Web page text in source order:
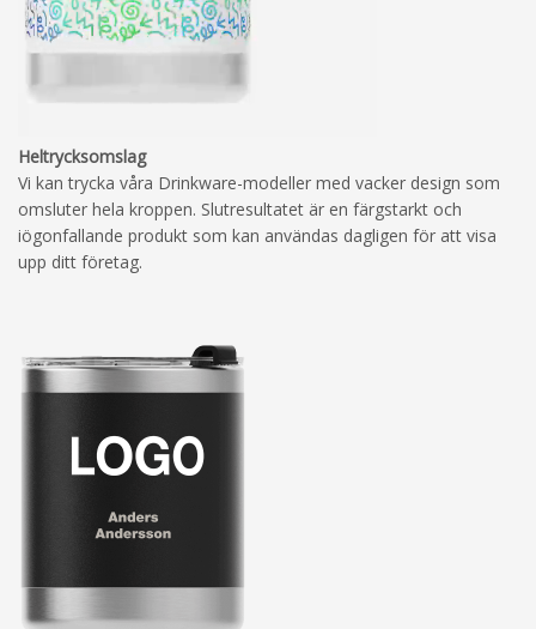
Heltrycksomslag
Vi kan trycka våra Drinkware-modeller med vacker design som
omsluter hela kroppen. Slutresultatet är en färgstarkt och
iögonfallande produkt som kan användas dagligen för att visa
upp ditt företag.